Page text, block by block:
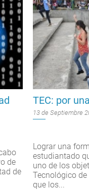
de
de
TEC: por
13 de Septiembre
Lograr una
estudiantado
uno de los
Tecnológico
que los...